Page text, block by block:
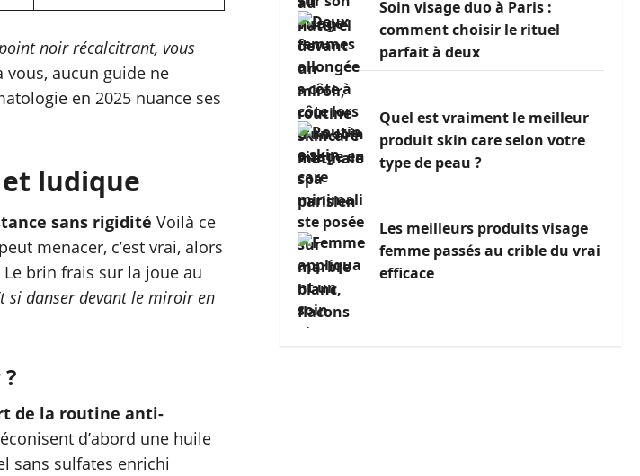
noir récalcitrant, vous
vous, aucun guide ne
en 2025 nuance ses
ludique
sans rigidité Voilà ce
menacer, c’est vrai, alors
brin frais sur la joue au
si danser devant le miroir en
de la routine anti-
d’abord une huile
sans sulfates enrichi
Soin visage duo à Paris :
comment choisir le rituel
parfait à deux
Quel est vraiment le meilleur
produit skin care selon votre
type de peau ?
Les meilleurs produits visage
femme passés au crible du vrai
efficace